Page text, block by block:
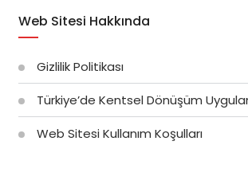
Web Sitesi Hakkında
Gizlilik Politikası
Türkiye’de Kentsel Dönüşüm
Web Sitesi Kullanım Koşulları